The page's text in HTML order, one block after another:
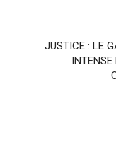
JUSTICE : LE